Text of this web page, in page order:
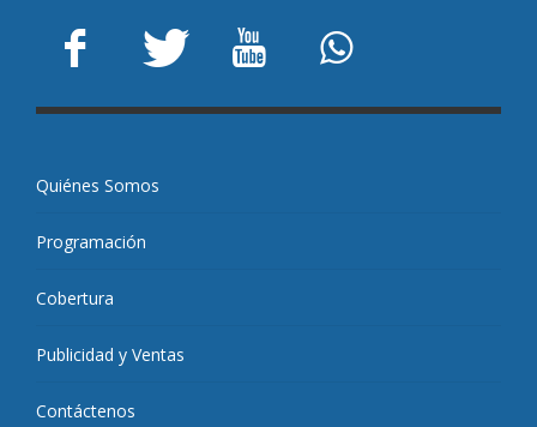
Quiénes Somos
Programación
Cobertura
Publicidad y Ventas
Contáctenos